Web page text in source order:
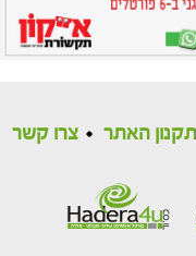
תקנון האתר צרו קשר